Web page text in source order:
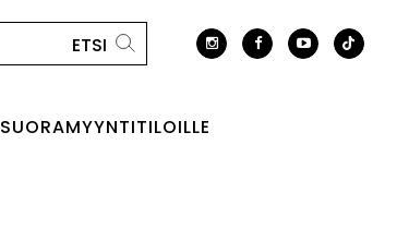
SUORAMYYNTITILOILLE